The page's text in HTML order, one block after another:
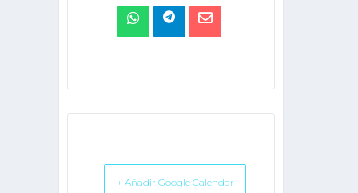
+ Añadir Google Calendar